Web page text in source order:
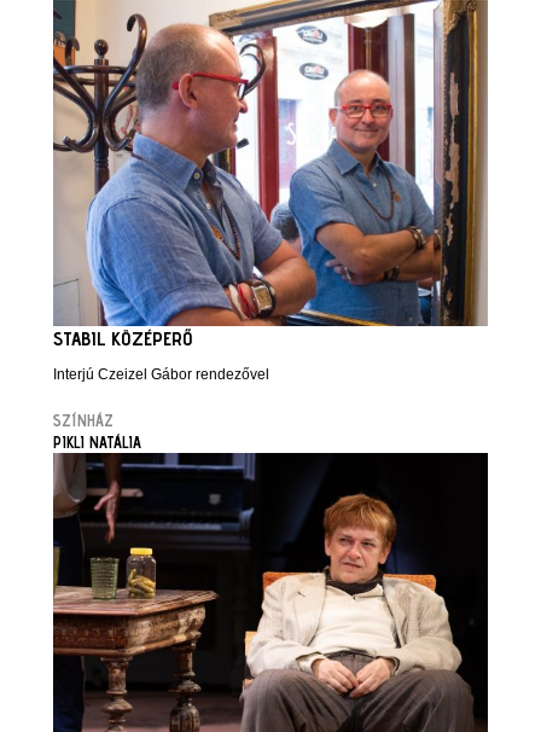
STABIL KÖZÉPERŐ
Interjú Czeizel Gábor rendezővel
SZÍNHÁZ
PIKLI NATÁLIA